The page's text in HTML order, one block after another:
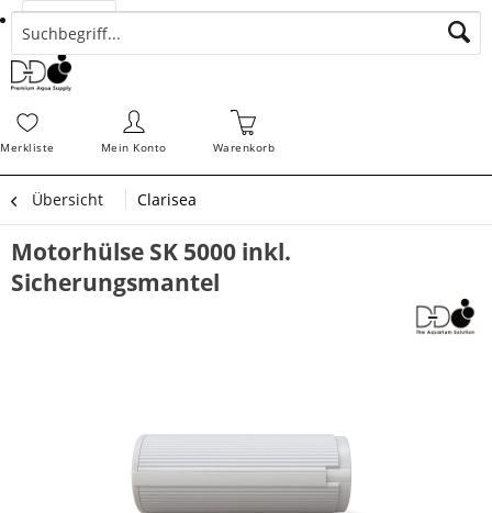
Suchen
Merkliste Mein Konto
Bestellungen Schnellerfassung
Warenkorb
Übersicht Clarisea
Motorhülse SK 5000 inkl.
Sicherungsmantel